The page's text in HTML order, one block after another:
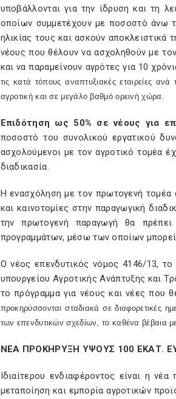
υποβάλλονται για την ίδρυση και τη
οποίων συμμετέχουν με ποσοστό άνω
ηλικίας τους και ασκούν αποκλειστικά
νέους που θέλουν να ασχοληθούν με
και να παραμείνουν αγρότες για 10
τις κατά τόπους αναπτυξιακές εταιρείες
αγροτική και σε μεγάλο βαθμό ορεινή χώρα.
Επιδότηση ως 50% σε νέους για
ποσοστό του συνολικού εργατικού
ασχολούμενοι με τον αγροτικό τομέα
διαδικασία.
Η ενασχόληση με τον πρωτογενή τομέα
και καινοτομίες στην παραγωγική
την πρωτογενή παραγωγή θα πρέπει
προγραμμάτων, μέσω των οποίων μπορεί
Ο νέος επενδυτικός νόμος 4146/13,
υπουργείου Αγροτικής Ανάπτυξης και
το πρόγραμμα για νέους και νέες που
προκηρύσσονται σταδιακά σε διαφορετικές
των επενδυτικών σχεδίων, το καθένα βέβαια
ΝΕΑ ΠΡΟΚΗΡΥΞΗ ΥΨΟΥΣ 100 ΕΚΑΤ.
Ιδιαίτερου ενδιαφέροντος είναι η
μεταποίηση και εμπορία αγροτικών